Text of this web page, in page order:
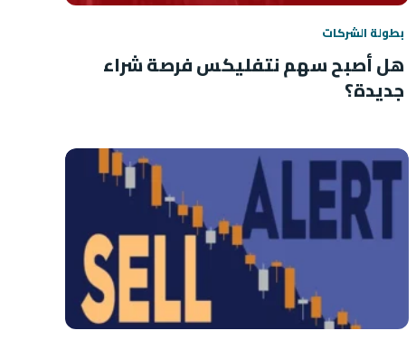
بطولة الشركات
هل أصبح سهم نتفليكس فرصة شراء
جديدة؟